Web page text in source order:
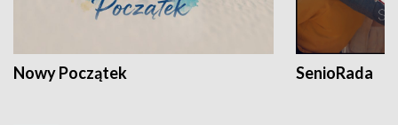
Nowy Początek SenioRada